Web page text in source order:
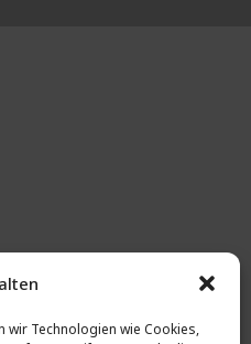
wir Technologien wie Cookies,